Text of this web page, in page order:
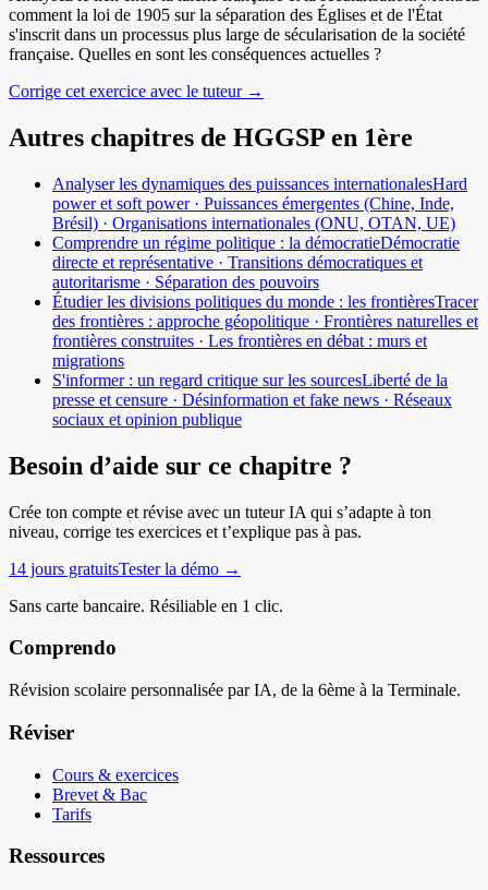
comment la loi de 1905 sur la séparation des Églises et de l'État
s'inscrit dans un processus plus large de sécularisation de la société
française. Quelles en sont les conséquences actuelles ?
Corrige cet exercice avec le tuteur →
Autres chapitres de HGGSP en 1ère
Analyser les dynamiques des puissances internationalesHard
power et soft power · Puissances émergentes (Chine, Inde,
Brésil) · Organisations internationales (ONU, OTAN, UE)
Comprendre un régime politique : la démocratieDémocratie
directe et représentative · Transitions démocratiques et
autoritarisme · Séparation des pouvoirs
Étudier les divisions politiques du monde : les frontièresTracer
des frontières : approche géopolitique · Frontières naturelles et
frontières construites · Les frontières en débat : murs et
migrations
S'informer : un regard critique sur les sourcesLiberté de la
presse et censure · Désinformation et fake news · Réseaux
sociaux et opinion publique
Besoin d’aide sur ce chapitre ?
Crée ton compte et révise avec un tuteur IA qui s’adapte à ton
niveau, corrige tes exercices et t’explique pas à pas.
14 jours gratuitsTester la démo →
Sans carte bancaire. Résiliable en 1 clic.
Comprendo
Révision scolaire personnalisée par IA, de la 6ème à la Terminale.
Réviser
Cours & exercices
Brevet & Bac
Tarifs
Ressources